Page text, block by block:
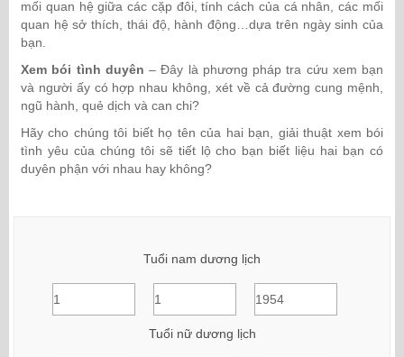
mối quan hệ giữa các cặp đôi, tính cách của cá nhân, các mối
quan hệ sở thích, thái độ, hành động…dựa trên ngày sinh của
bạn.
Xem bói tình duyên – Đây là phương pháp tra cứu xem bạn
và người ấy có hợp nhau không, xét về cả đường cung mệnh,
ngũ hành, quẻ dịch và can chi?
Hãy cho chúng tôi biết họ tên của hai bạn, giải thuật xem bói
tình yêu của chúng tôi sẽ tiết lộ cho bạn biết liệu hai bạn có
duyên phận với nhau hay không?
Tuổi nam dương lịch
Tuổi nữ dương lịch